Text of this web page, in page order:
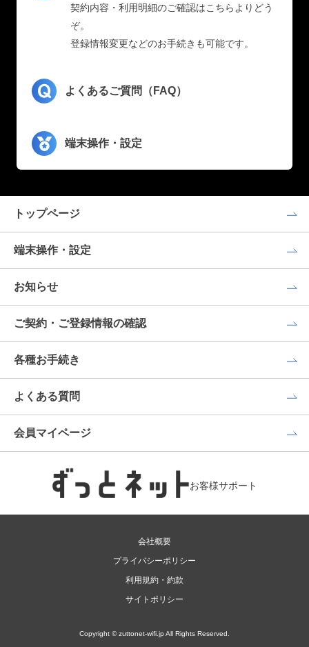
契約内容・利用明細のご確認はこちらよりどう
ぞ。
登録情報変更などのお手続きも可能です。
よくあるご質問（FAQ）
端末操作・設定
トップページ
端末操作・設定
お知らせ
ご契約・ご登録情報の確認
各種お手続き
よくある質問
会員マイページ
お客様サポート
会社概要
プライバシーポリシー
利用規約・約款
サイトポリシー
Copyright © zuttonet-wifi.jp All Rights Reserved.